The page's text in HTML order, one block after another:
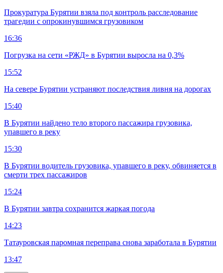
Прокуратура Бурятии взяла под контроль расследование
трагедии с опрокинувшимся грузовиком
16:36
Погрузка на сети «РЖД» в Бурятии выросла на 0,3%
15:52
На севере Бурятии устраняют последствия ливня на дорогах
15:40
В Бурятии найдено тело второго пассажира грузовика,
упавшего в реку
15:30
В Бурятии водитель грузовика, упавшего в реку, обвиняется в
смерти трех пассажиров
15:24
В Бурятии завтра сохранится жаркая погода
14:23
Татауровская паромная переправа снова заработала в Бурятии
13:47